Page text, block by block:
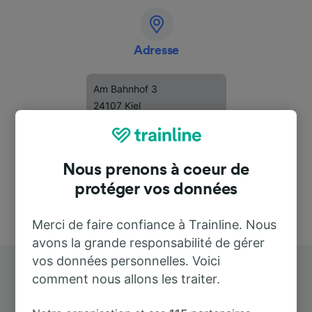
Adresse
Am Bahnhof 3
24107 Kiel
Nous prenons à coeur de
protéger vos données
Merci de faire confiance à Trainline. Nous
avons la grande responsabilité de gérer
vos données personnelles. Voici
comment nous allons les traiter.